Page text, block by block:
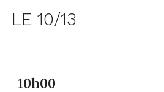
LE 10/13
10h00